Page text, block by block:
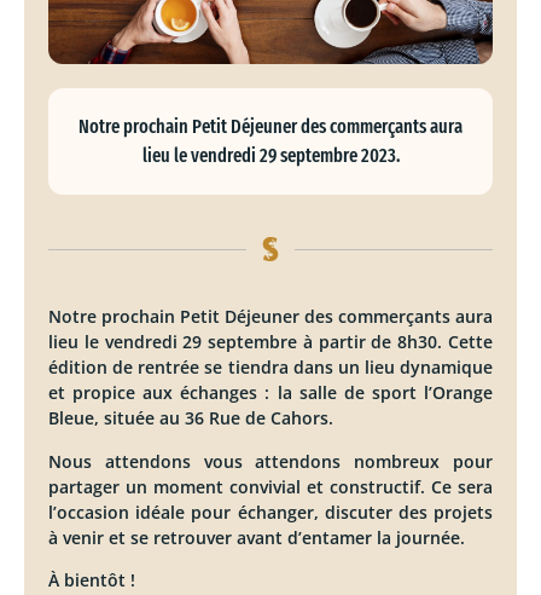
Notre prochain Petit Déjeuner des commerçants aura
lieu le vendredi 29 septembre 2023.
Notre prochain Petit Déjeuner des commerçants aura
lieu le vendredi 29 septembre à partir de 8h30. Cette
édition de rentrée se tiendra dans un lieu dynamique
et propice aux échanges : la salle de sport l’Orange
Bleue, située au 36 Rue de Cahors.
Nous attendons vous attendons nombreux pour
partager un moment convivial et constructif. Ce sera
l’occasion idéale pour échanger, discuter des projets
à venir et se retrouver avant d’entamer la journée.
À bientôt !